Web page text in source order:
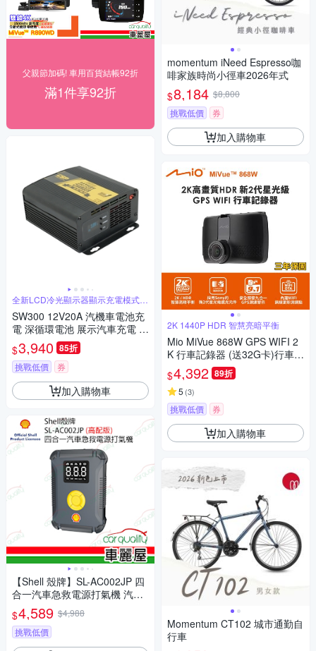
父親節加碼! 車用百貨結帳92折
滿1件享92折
全新LCD冷光顯示器顯示充電模式充
電電壓
SW300 12V20A 汽機車電池充
電 深循環電池 展示汽車充電 車
用充電 AGM 磷酸鋰鐵 MF電池
CSP
$3,940 85折
挑戰低價 券
加入購物車
【Shell 殼牌】SL-AC002JP 四
合一汽車急救電源打氣機 汽柴
油_高配版(車麗屋)
$4,589 $4,988
挑戰低價
momentum iNeed Espresso咖
啡家族時尚小徑車2026年式
$8,184 $8,800
挑戰低價
券
加入購物車
2K 1440P HDR 智慧亮暗平衡
Mio MiVue 868W GPS WIFI 2
K 行車記錄器 (送32G卡)行車紀
錄器
$4,392 89折
5 (3)
挑戰低價 券
加入購物車
Momentum CT102 城市通勤自
行車